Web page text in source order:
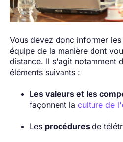
Vous devez donc informer
équipe de la manière dont
distance. Il s'agit notamment
éléments suivants :
Les valeurs et les
façonnent la culture de
Les procédures de